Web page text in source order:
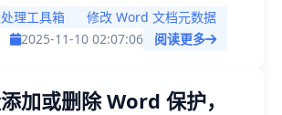
文档的元数据我们应该怎么做
用之前介绍的方法来帮我们完成批
就一起来看下批量修改 Word 文
理工具箱
修改 Word 文档元数据
2025-11-10 02:07:06
阅读更多
加或删除 Word 保护，